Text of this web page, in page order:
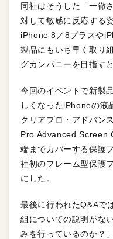
同社はそうした「一徹
対して敏感に反応する
iPhone 8／8プラスや
製品にもいち早く取り
グカンパニーを目指す
今回のイベントで新製
しくなったiPhoneの液
クリアプロ・アドバン
Pro Advanced Screen
端までカバーする保護
社初のフレーム型保護
にした。
最後に行われたQ&Aで
組についての説明がな
みを行っているのか？